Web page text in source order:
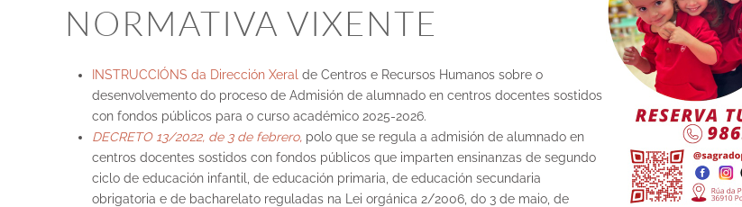
NORMATIVA VIXENTE
INSTRUCCIÓNS da Dirección Xeral de Centros e Recursos Humanos sobre o
desenvolvemento do proceso de Admisión de alumnado en centros docentes sostidos
con fondos públicos para o curso académico 2025-2026.
DECRETO 13/2022, de 3 de febrero, polo que se regula a admisión de alumnado en
centros docentes sostidos con fondos públicos que imparten ensinanzas de segundo
ciclo de educación infantil, de educación primaria, de educación secundaria
obrigatoria e de bacharelato reguladas na Lei orgánica 2/2006, do 3 de maio, de